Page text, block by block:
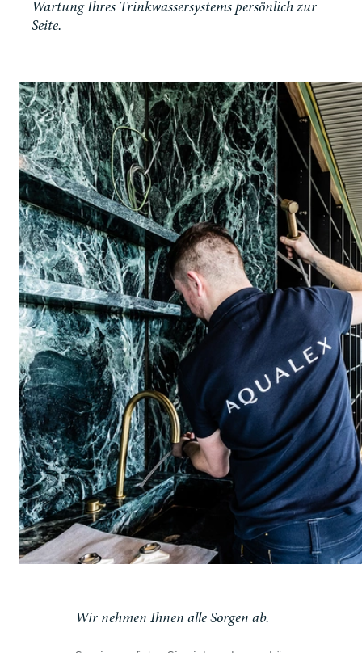
Wartung Ihres Trinkwassersystems persönlich zur
Seite.
Wir nehmen Ihnen alle Sorgen ab.